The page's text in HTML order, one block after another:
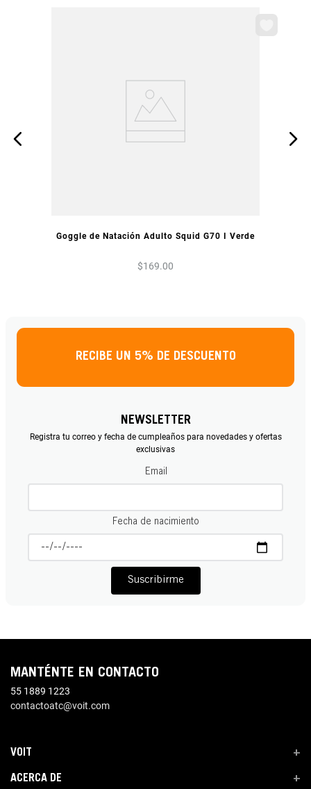
VISTA PREVIA
Goggle de Natación Adulto Squid G70 I Verde
$169.00
RECIBE UN 5% DE DESCUENTO
NEWSLETTER
Registra tu correo y fecha de cumpleaños para novedades y ofertas
exclusivas
Email
Fecha de nacimiento
Suscribirme
MANTÉNTE EN CONTACTO
55 1889 1223
contactoatc@voit.com
VOIT +
ACERCA DE +